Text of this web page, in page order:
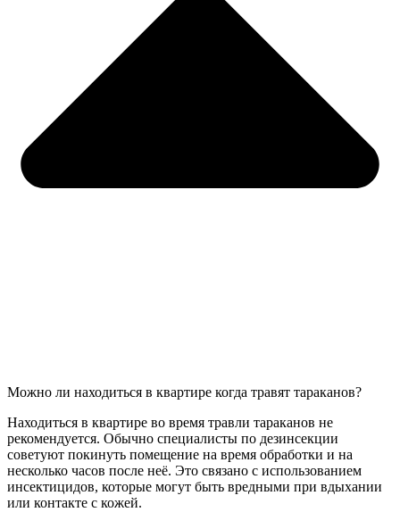
Можно ли находиться в квартире когда травят тараканов?
Находиться в квартире во время травли тараканов не
рекомендуется. Обычно специалисты по дезинсекции
советуют покинуть помещение на время обработки и на
несколько часов после неё. Это связано с использованием
инсектицидов, которые могут быть вредными при вдыхании
или контакте с кожей.